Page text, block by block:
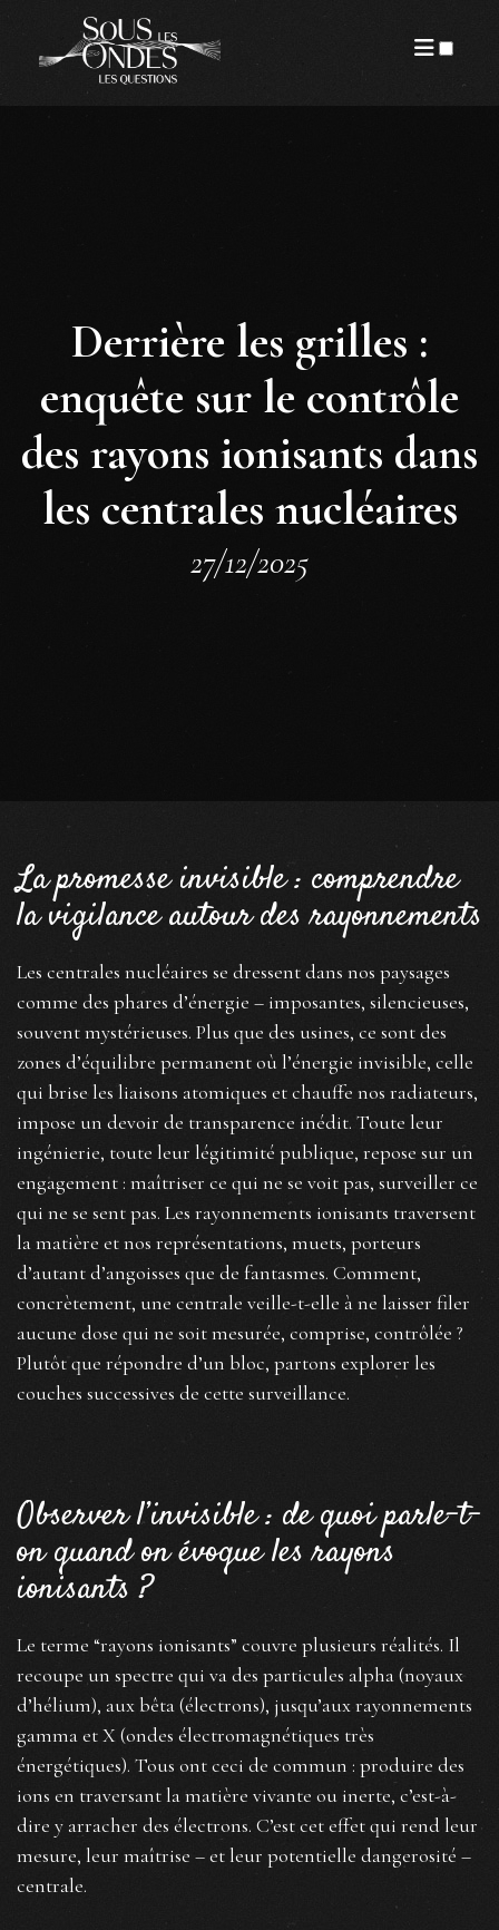
Derrière les grilles :
enquête sur le contrôle
des rayons ionisants dans
les centrales nucléaires
27/12/2025
La promesse invisible : comprendre
la vigilance autour des rayonnements
Les centrales nucléaires se dressent dans nos paysages
comme des phares d’énergie – imposantes, silencieuses,
souvent mystérieuses. Plus que des usines, ce sont des
zones d’équilibre permanent où l’énergie invisible, celle
qui brise les liaisons atomiques et chauffe nos radiateurs,
impose un devoir de transparence inédit. Toute leur
ingénierie, toute leur légitimité publique, repose sur un
engagement : maîtriser ce qui ne se voit pas, surveiller ce
qui ne se sent pas. Les rayonnements ionisants traversent
la matière et nos représentations, muets, porteurs
d’autant d’angoisses que de fantasmes. Comment,
concrètement, une centrale veille-t-elle à ne laisser filer
aucune dose qui ne soit mesurée, comprise, contrôlée ?
Plutôt que répondre d’un bloc, partons explorer les
couches successives de cette surveillance.
Observer l’invisible : de quoi parle-t-
on quand on évoque les rayons
ionisants ?
Le terme “rayons ionisants” couvre plusieurs réalités. Il
recoupe un spectre qui va des particules alpha (noyaux
d’hélium), aux bêta (électrons), jusqu’aux rayonnements
gamma et X (ondes électromagnétiques très
énergétiques). Tous ont ceci de commun : produire des
ions en traversant la matière vivante ou inerte, c’est-à-
dire y arracher des électrons. C’est cet effet qui rend leur
mesure, leur maîtrise – et leur potentielle dangerosité –
centrale.